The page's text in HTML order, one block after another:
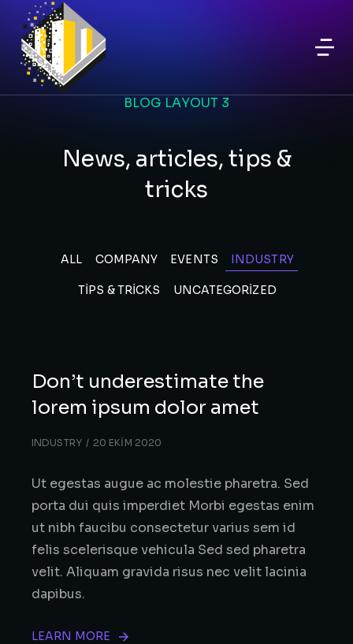
BLOG LAYOUT 3
News, articles, tips &
tricks
ALL COMPANY EVENTS INDUSTRY
TIPS & TRICKS UNCATEGORIZED
Don’t underestimate the
lorem ipsum dolor amet
INDUSTRY 20 EKIM 2020
Ut egestas augue ac molestie pharetra. Sed
porta dui quis imperdiet Morbi egestas enim
ut nibh faucibu consectetur varius sem id
felis scelerisque vehicula Sed sed pharetra
velit. Aliquam gravida risus nec velit lacinia
dapibus.
LEARN MORE